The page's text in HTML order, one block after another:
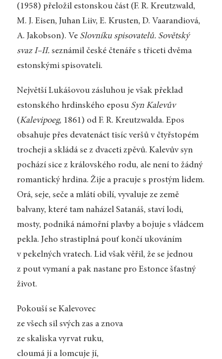
(1958) přeložil estonskou část (F. R. Kreutzwald,
M. J. Eisen, Juhan Liiv, E. Krusten, D. Vaarandiová,
A. Jakobson). Ve Slovníku spisovatelů. Sovětský
svaz I–II.seznámil české čtenáře s třiceti dvěma
estonskými spisovateli.
Největší Lukášovou zásluhou je však překlad
estonského hrdinského eposu Syn Kalevův
(Kalevipoeg, 1861) od F. R. Kreutzwalda. Epos
obsahuje přes devatenáct tisíc veršů v čtyřstopém
trocheji a skládá se z dvaceti zpěvů. Kalevův syn
pochází sice z královského rodu, ale není to žádný
romantický hrdina. Žije a pracuje s prostým lidem.
Orá, seje, seče a mlátí obilí, vyvaluje ze země
balvany, které tam naházel Satanáš, staví lodi,
mosty, podniká námořní plavby a bojuje s vládcem
pekla. Jeho strastiplná pouť končí ukováním
v pekelných vratech. Lid však věřil, že se jednou
z pout vymaní a pak nastane pro Estonce šťastný
život.
Pokouší se Kalevovec
ze všech sil svých zas a znova
ze skaliska vyrvat ruku,
cloumá jí a lomcuje jí,